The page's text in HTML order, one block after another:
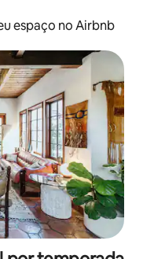
espaço no Airbnb